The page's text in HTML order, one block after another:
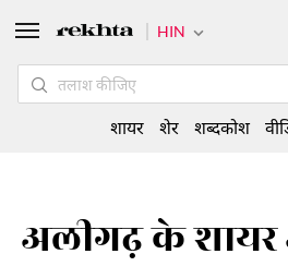
अलीगढ़ के
HIN
शायर शेर शब्दकोश